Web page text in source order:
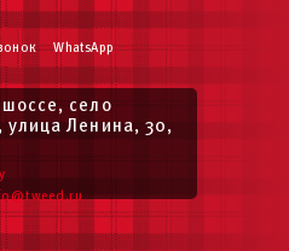
WhatsApp
село
улица Ленина, 30,